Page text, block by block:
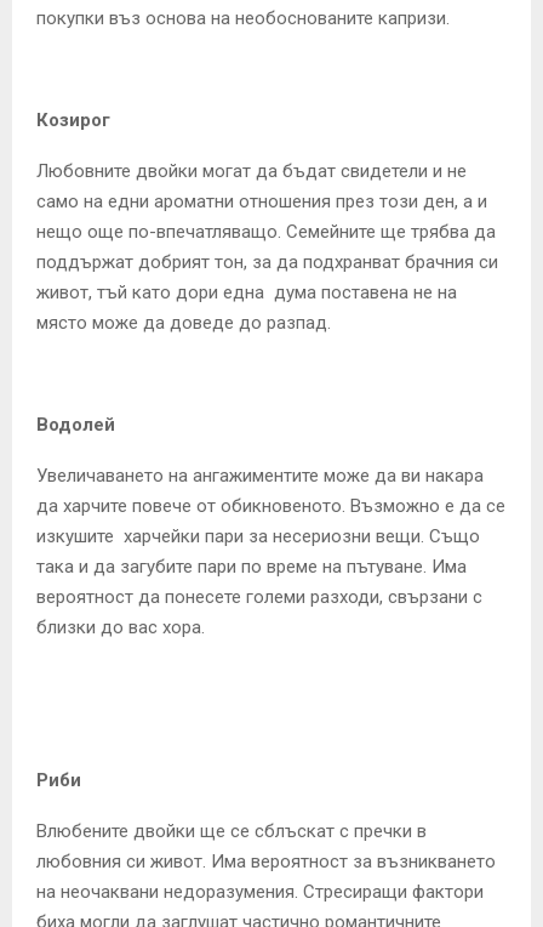
покупки въз основа на необоснованите капризи.
Козирог
Любовните двойки могат да бъдат свидетели и не
само на едни ароматни отношения през този ден, а и
нещо още по-впечатляващо. Семейните ще трябва да
поддържат добрият тон, за да подхранват брачния си
живот, тъй като дори една дума поставена не на
място може да доведе до разпад.
Водолей
Увеличаването на ангажиментите може да ви накара
да харчите повече от обикновеното. Възможно е да се
изкушите харчейки пари за несериозни вещи. Също
така и да загубите пари по време на пътуване. Има
вероятност да понесете големи разходи, свързани с
близки до вас хора.
Риби
Влюбените двойки ще се сблъскат с пречки в
любовния си живот. Има вероятност за възникването
на неочаквани недоразумения. Стресиращи фактори
биха могли да заглушат частично романтичните